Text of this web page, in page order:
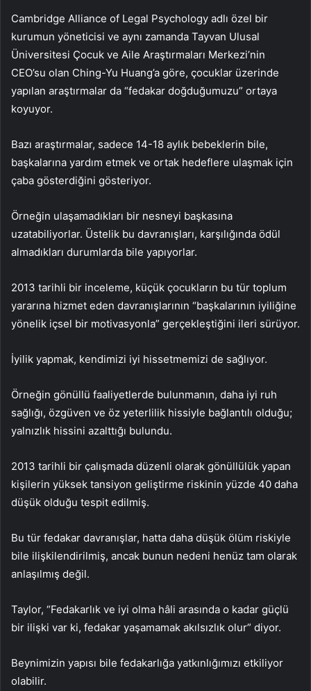
Cambridge Alliance of Legal Psychology adlı özel bir
kurumun yöneticisi ve aynı zamanda Tayvan Ulusal
Üniversitesi Çocuk ve Aile Araştırmaları Merkezi’nin
CEO’su olan Ching-Yu Huang’a göre, çocuklar üzerinde
yapılan araştırmalar da “fedakar doğduğumuzu” ortaya
koyuyor.
Bazı araştırmalar, sadece 14-18 aylık bebeklerin bile,
başkalarına yardım etmek ve ortak hedeflere ulaşmak için
çaba gösterdiğini gösteriyor.
Örneğin ulaşamadıkları bir nesneyi başkasına
uzatabiliyorlar. Üstelik bu davranışları, karşılığında ödül
almadıkları durumlarda bile yapıyorlar.
2013 tarihli bir inceleme, küçük çocukların bu tür toplum
yararına hizmet eden davranışlarının “başkalarının iyiliğine
yönelik içsel bir motivasyonla” gerçekleştiğini ileri sürüyor.
İyilik yapmak, kendimizi iyi hissetmemizi de sağlıyor.
Örneğin gönüllü faaliyetlerde bulunmanın, daha iyi ruh
sağlığı, özgüven ve öz yeterlilik hissiyle bağlantılı olduğu;
yalnızlık hissini azalttığı bulundu.
2013 tarihli bir çalışmada düzenli olarak gönüllülük yapan
kişilerin yüksek tansiyon geliştirme riskinin yüzde 40 daha
düşük olduğu tespit edilmiş.
Bu tür fedakar davranışlar, hatta daha düşük ölüm riskiyle
bile ilişkilendirilmiş, ancak bunun nedeni henüz tam olarak
anlaşılmış değil.
Taylor, “Fedakarlık ve iyi olma hâli arasında o kadar güçlü
bir ilişki var ki, fedakar yaşamamak akılsızlık olur” diyor.
Beynimizin yapısı bile fedakarlığa yatkınlığımızı etkiliyor
olabilir.